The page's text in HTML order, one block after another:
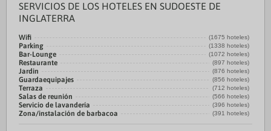
SERVICIOS DE LOS HOTELES EN SUDOESTE DE
INGLATERRA
Wifi (1675 hoteles)
Parking (1338 hoteles)
Bar-Lounge (1072 hoteles)
Restaurante (897 hoteles)
Jardin (876 hoteles)
Guardaequipajes (856 hoteles)
Terraza (712 hoteles)
Salas de reunión (566 hoteles)
Servicio de lavandería (396 hoteles)
Zona/instalación de barbacoa (391 hoteles)